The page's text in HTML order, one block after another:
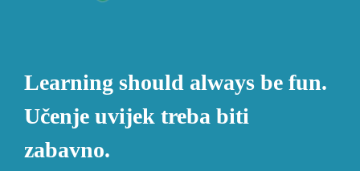
Learning should always be fun.
Učenje uvijek treba biti
zabavno.